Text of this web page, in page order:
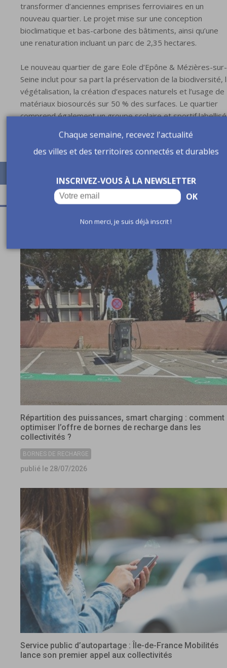
transformer d’anciennes emprises ferroviaires en un
nouveau quartier. Le projet mise sur une conception
bioclimatique et bas-carbone des bâtiments, ainsi qu’une
une renaturation incluant un parc de 2,35 hectares.
Le nouveau quartier de gare Eole d’Epône & Mézières-sur-
Seine inclut pour sa part la préservation de la biodiversité,
végétalisation, la création d’espaces naturels et l’usage de
matériaux biosourcés sur 50 % des surfaces. Le quartier
comprend également un groupe scolaire et sportif labellisé
A lire aussi
Répartition des puissances, smart charging : comment
optimiser l’offre de bornes de recharge dans les
collectivités ?
BORNES DE RECHARGE
publié le 28/07/2026
Service public d’autopartage : Île-de-France Mobilités
lance son premier appel aux collectivités
Chaque semaine, recevez l'actualité
des villes et des territoires connectés et durables
INSCRIVEZ-VOUS À LA NEWSLETTER
OK
Non merci, je suis déjà inscrit !